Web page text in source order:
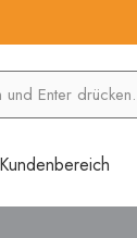
Kundenbereich